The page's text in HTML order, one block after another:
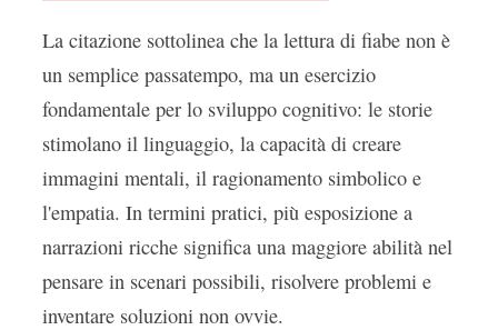
La citazione sottolinea che la lettura di fiabe non è
un semplice passatempo, ma un esercizio
fondamentale per lo sviluppo cognitivo: le storie
stimolano il linguaggio, la capacità di creare
immagini mentali, il ragionamento simbolico e
l'empatia. In termini pratici, più esposizione a
narrazioni ricche significa una maggiore abilità nel
pensare in scenari possibili, risolvere problemi e
inventare soluzioni non ovvie.